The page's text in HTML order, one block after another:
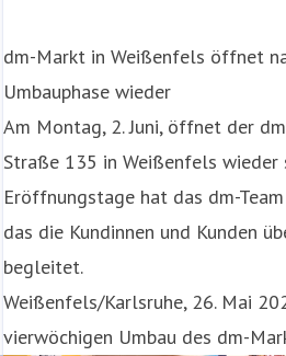
dm-Markt in Weißenfels öffnet
Umbauphase wieder
Am Montag, 2. Juni, öffnet der
Straße 135 in Weißenfels wieder
Eröffnungstage hat das dm-
das die Kundinnen und Kunden
begleitet.
Weißenfels/Karlsruhe, 26. Mai
vierwöchigen Umbau des dm-